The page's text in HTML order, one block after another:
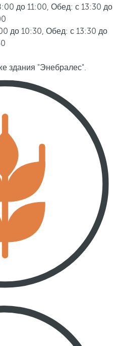
до 11:00, Обед: с 13:30 до
до 10:30, Обед: с 13:30 до
здания "Энебралес".